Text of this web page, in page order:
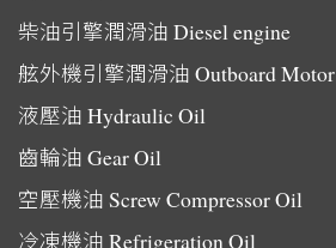
柴油引擎潤滑油 Diesel engine
舷外機引擎潤滑油 Outboard Motor
液壓油 Hydraulic Oil
齒輪油 Gear Oil
空壓機油 Screw Compressor Oil
冷凍機油 Refrigeration Oil